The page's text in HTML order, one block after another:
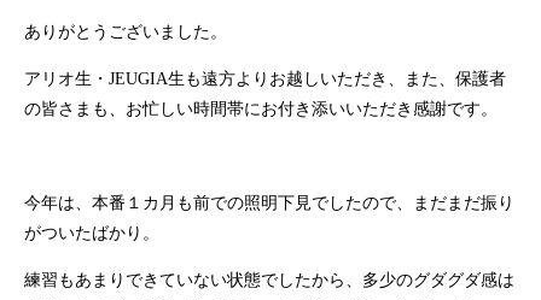
ありがとうございました。
アリオ生・JEUGIA生も遠方よりお越しいただき、また、保護者
の皆さまも、お忙しい時間帯にお付き添いいただき感謝です。
今年は、本番１カ月も前での照明下見でしたので、まだまだ振り
がついたばかり。
練習もあまりできていない状態でしたから、多少のグダグダ感は